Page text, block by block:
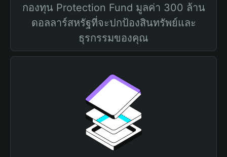
กองทุน Protection Fund มูลค่า 300 ล้าน
ดอลลาร์สหรัฐที่จะปกป้องสินทรัพย์และ
ธุรกรรมของคุณ